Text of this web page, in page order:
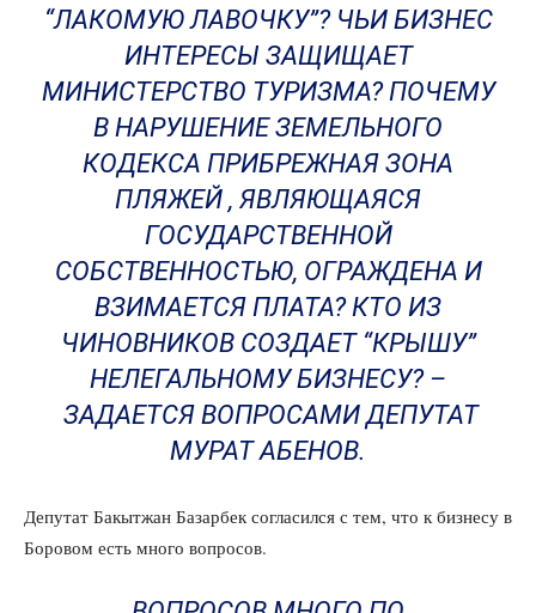
“ЛАКОМУЮ ЛАВОЧКУ”? ЧЬИ БИЗНЕС
ИНТЕРЕСЫ ЗАЩИЩАЕТ
МИНИСТЕРСТВО ТУРИЗМА? ПОЧЕМУ
В НАРУШЕНИЕ ЗЕМЕЛЬНОГО
КОДЕКСА ПРИБРЕЖНАЯ ЗОНА
ПЛЯЖЕЙ , ЯВЛЯЮЩАЯСЯ
ГОСУДАРСТВЕННОЙ
СОБСТВЕННОСТЬЮ, ОГРАЖДЕНА И
ВЗИМАЕТСЯ ПЛАТА? КТО ИЗ
ЧИНОВНИКОВ СОЗДАЕТ “КРЫШУ”
НЕЛЕГАЛЬНОМУ БИЗНЕСУ? –
ЗАДАЕТСЯ ВОПРОСАМИ ДЕПУТАТ
МУРАТ АБЕНОВ.
Депутат Бакытжан Базарбек согласился с тем, что к бизнесу в
Боровом есть много вопросов.